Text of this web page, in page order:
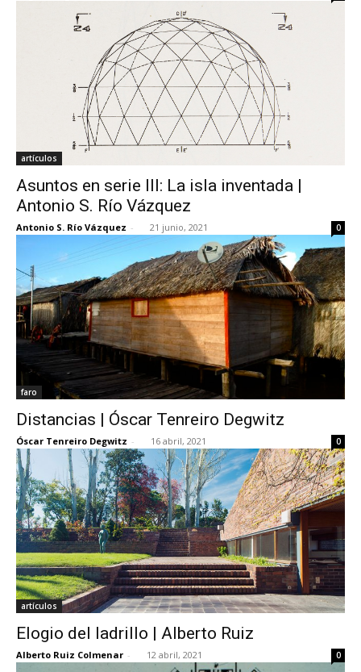
artículos
Asuntos en serie III: La isla inventada |
Antonio S. Río Vázquez
Antonio S. Río Vázquez - 21 junio, 2021 0
faro
Distancias | Óscar Tenreiro Degwitz
Óscar Tenreiro Degwitz - 16 abril, 2021 0
artículos
Elogio del ladrillo | Alberto Ruiz
Alberto Ruiz Colmenar - 12 abril, 2021 0